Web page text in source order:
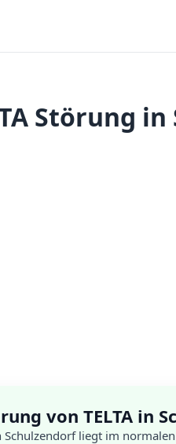
Störung
von TELTA in
liegt im